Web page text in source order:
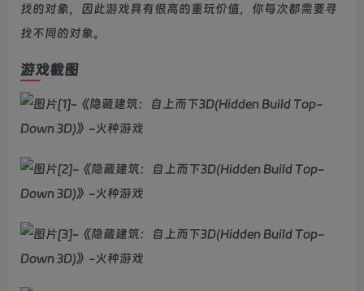
找的对象，因此游戏具有很高的重玩价值，你每次都需要寻
找不同的对象。
游戏截图